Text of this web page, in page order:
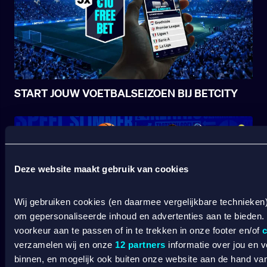
Deze website maakt gebruik van cookies
Wij gebruiken cookies (en daarmee vergelijkbare
om gepersonaliseerde inhoud en advertenties aan te
voorkeur aan te passen of in te trekken in onze footer en/of
verzamelen wij en onze 12 partners informatie over jou en
binnen, en mogelijk ook buiten onze website aan de hand
START JOUW VOETBALSEIZOEN BIJ BETCITY
SPORT WELKOMSTBONUS